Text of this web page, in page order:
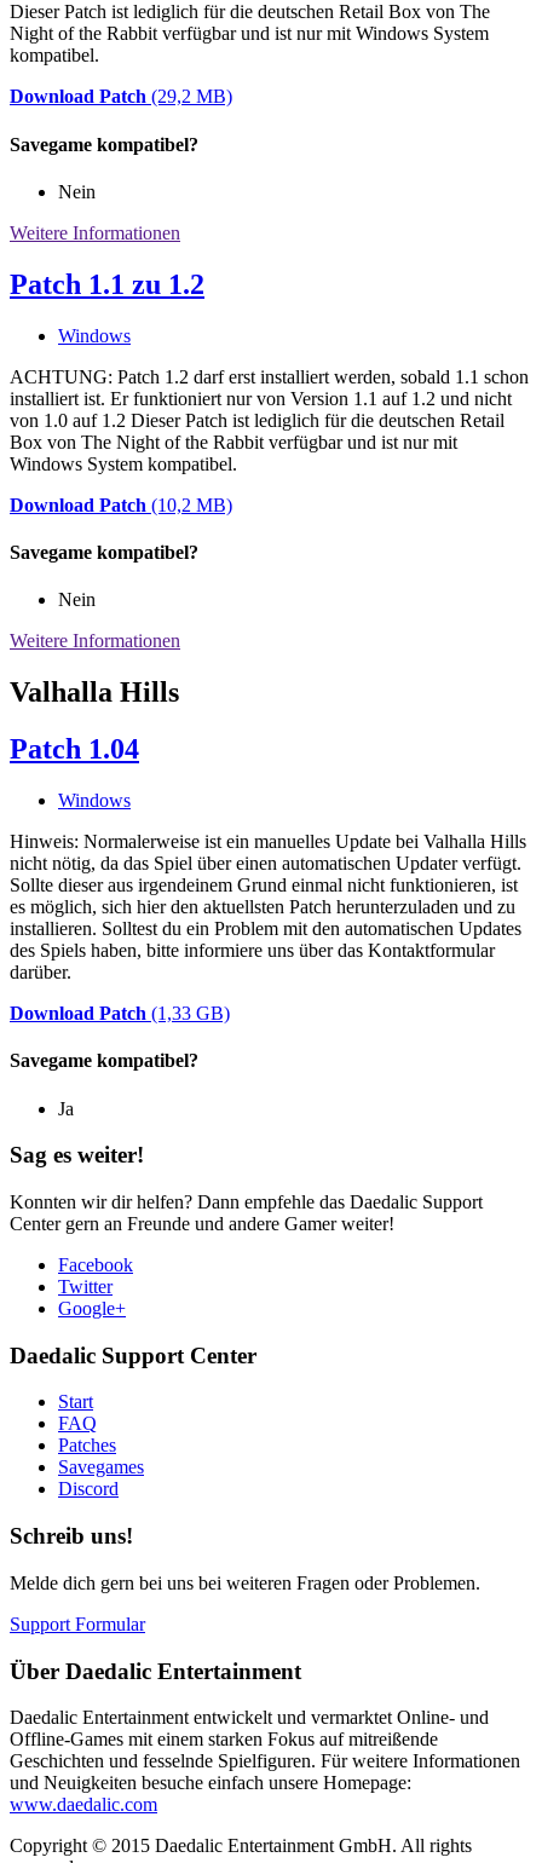
Dieser Patch ist lediglich für die deutschen Retail Box von The
Night of the Rabbit verfügbar und ist nur mit Windows System
kompatibel.
Download Patch (29,2 MB)
Savegame kompatibel?
Nein
Weitere Informationen
Patch 1.1 zu 1.2
Windows
ACHTUNG: Patch 1.2 darf erst installiert werden, sobald 1.1 schon
installiert ist. Er funktioniert nur von Version 1.1 auf 1.2 und nicht
von 1.0 auf 1.2 Dieser Patch ist lediglich für die deutschen Retail
Box von The Night of the Rabbit verfügbar und ist nur mit
Windows System kompatibel.
Download Patch (10,2 MB)
Savegame kompatibel?
Nein
Weitere Informationen
Valhalla Hills
Patch 1.04
Windows
Hinweis: Normalerweise ist ein manuelles Update bei Valhalla Hills
nicht nötig, da das Spiel über einen automatischen Updater verfügt.
Sollte dieser aus irgendeinem Grund einmal nicht funktionieren, ist
es möglich, sich hier den aktuellsten Patch herunterzuladen und zu
installieren. Solltest du ein Problem mit den automatischen Updates
des Spiels haben, bitte informiere uns über das Kontaktformular
darüber.
Download Patch (1,33 GB)
Savegame kompatibel?
Ja
Sag es weiter!
Konnten wir dir helfen? Dann empfehle das Daedalic Support
Center gern an Freunde und andere Gamer weiter!
Facebook
Twitter
Google+
Daedalic Support Center
Start
FAQ
Patches
Savegames
Discord
Schreib uns!
Melde dich gern bei uns bei weiteren Fragen oder Problemen.
Support Formular
Über Daedalic Entertainment
Daedalic Entertainment entwickelt und vermarktet Online- und
Offline-Games mit einem starken Fokus auf mitreißende
Geschichten und fesselnde Spielfiguren. Für weitere Informationen
und Neuigkeiten besuche einfach unsere Homepage:
www.daedalic.com
Copyright © 2015 Daedalic Entertainment GmbH. All rights